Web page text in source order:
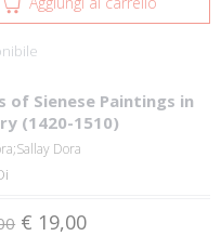
of Sienese Paintings in
(1420-1510)
Dora
€ 19,00